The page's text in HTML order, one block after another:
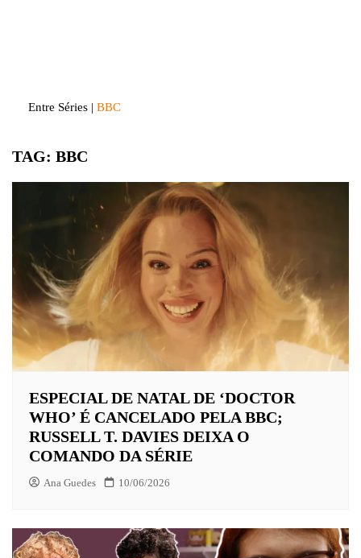
Entre Séries | BBC
TAG: BBC
ESPECIAL DE NATAL DE ‘DOCTOR
WHO’ É CANCELADO PELA BBC;
RUSSELL T. DAVIES DEIXA O
COMANDO DA SÉRIE
Ana Guedes 10/06/2026